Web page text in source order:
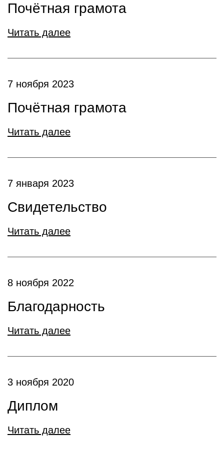
Почётная грамота
Читать далее
7 ноября 2023
Почётная грамота
Читать далее
7 января 2023
Свидетельство
Читать далее
8 ноября 2022
Благодарность
Читать далее
3 ноября 2020
Диплом
Читать далее